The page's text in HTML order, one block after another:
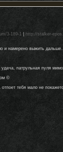
3-189-1 http://stalker-
и намерено выжить
патрульная пуля
©
отпоет тебя мало не